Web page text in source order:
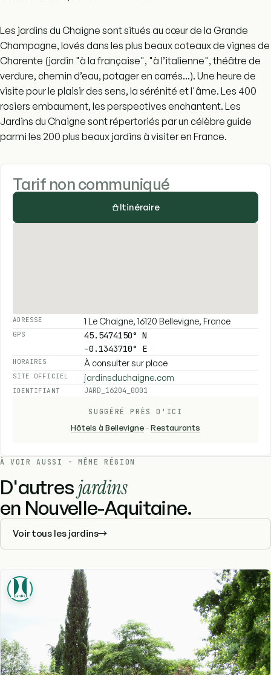
Les jardins du Chaigne sont situés au cœur de la Grande
Champagne, lovés dans les plus beaux coteaux de vignes de
Charente (jardin "à la française", "à l’italienne", théâtre de
verdure, chemin d’eau, potager en carrés...). Une heure de
visite pour le plaisir des sens, la sérénité et l'âme. Les 400
rosiers embaument, les perspectives enchantent. Les
Jardins du Chaigne sont répertoriés par un célèbre guide
parmi les 200 plus beaux jardins à visiter en France.
Tarif non communiqué
Itinéraire
ADRESSE 1 Le Chaigne, 16120 Bellevigne, France
GPS
45.5474150° N
-0.1343710° E
HORAIRES À consulter sur place
SITE OFFICIEL jardinsduchaigne.com
IDENTIFIANT JARD_16204_0001
SUGGÉRÉ PRÈS D'ICI
Hôtels à Bellevigne-Restaurants
À VOIR AUSSI - MÊME RÉGION
D'autresjardins
en Nouvelle-Aquitaine.
Voir tous les jardins